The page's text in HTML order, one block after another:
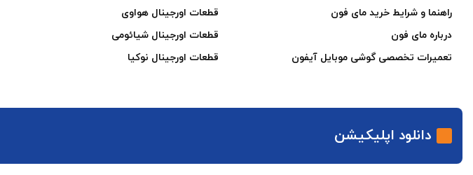
راهنما و شرایط خرید مای فون
درباره مای فون
تعمیرات تخصصی گوشی موبایل آیفون
قطعات اورجینال هواوی
قطعات اورجینال شیائومی
قطعات اورجینال نوکیا
دانلود اپلیکیشن